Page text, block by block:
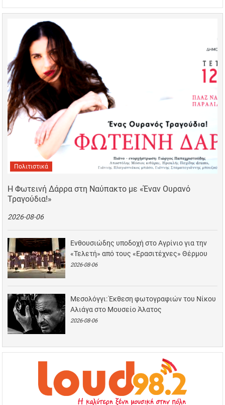
Πολιτιστικά
Η Φωτεινή Δάρρα στη Ναύπακτο με «Έναν Ουρανό
Τραγούδια!»
2026-08-06
Ενθουσιώδης υποδοχή στο Αγρίνιο για την
«Τελετή» από τους «Ερασιτέχνες» Θέρμου
2026-08-06
Μεσολόγγι: Έκθεση φωτογραφιών του Νίκου
Αλιάγα στο Μουσείο Άλατος
2026-08-06